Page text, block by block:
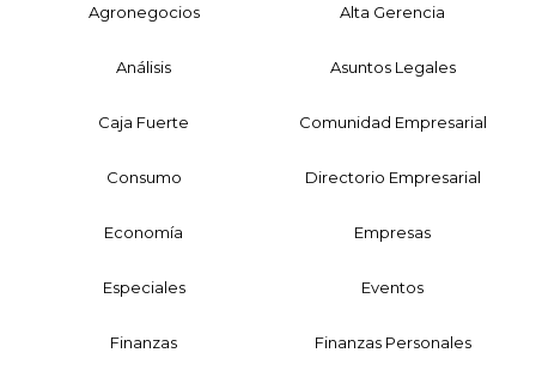
Agronegocios Alta Gerencia
Análisis Asuntos Legales
Caja Fuerte Comunidad Empresarial
Consumo Directorio Empresarial
Economía Empresas
Especiales Eventos
Finanzas Finanzas Personales